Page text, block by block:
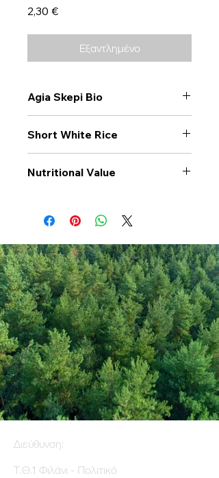
2,30 €Τιμή
Εξαντλημένο
Agia Skepi Bio
Short White Rice
Nutritional Value
Rice
Calories Kj 1492
Energy Kcal 352
Fat (g) 1
(Fat) of which
Saturate (g)
0.2
Carbohyrates (g) 78
(Carb) of which
sugar (g)
0
Protein (g)
Διεύθυνση:
Τ.Θ.1 Φιλάνι - Πολιτικό